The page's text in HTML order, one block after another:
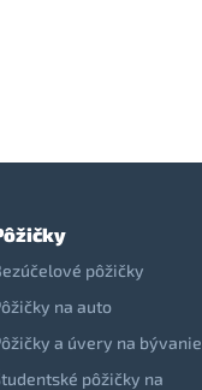
pôžičky
na auto
a úvery na bývanie
pôžičky na